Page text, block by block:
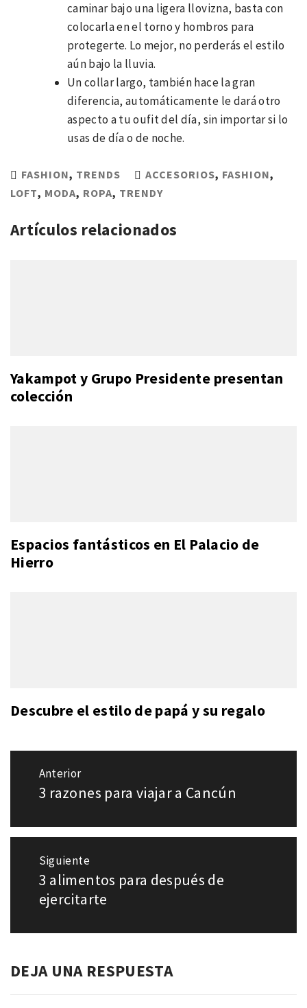
caminar bajo una ligera llovizna, basta con
colocarla en el torno y hombros para
protegerte. Lo mejor, no perderás el estilo
aún bajo la lluvia.
Un collar largo, también hace la gran
diferencia, automáticamente le dará otro
aspecto a tu oufit del día, sin importar si lo
usas de día o de noche.
FASHION, TRENDS ACCESORIOS, FASHION,
LOFT, MODA, ROPA, TRENDY
Artículos relacionados
Yakampot y Grupo Presidente presentan
colección
Espacios fantásticos en El Palacio de
Hierro
Descubre el estilo de papá y su regalo
Navegación
Anterior
Entrada
3 razones para viajar a Cancún
Siguiente
Entrada
siguiente:
3 alimentos para después de
ejercitarte
DEJA UNA RESPUESTA